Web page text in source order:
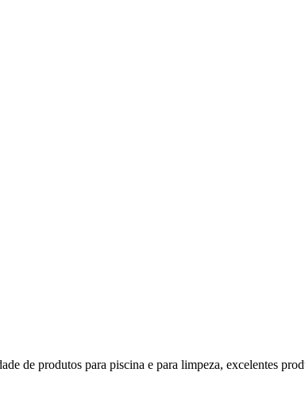
produtos para piscina e para limpeza, excelentes